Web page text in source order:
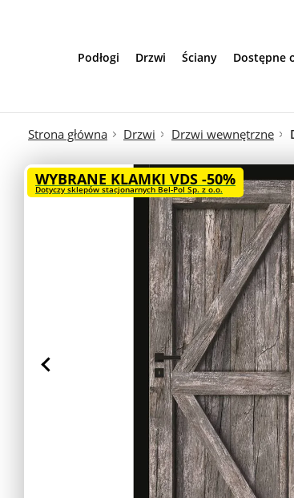
Podłogi Drzwi Ściany Dostępne
Strona główna Drzwi Drzwi wewnętrzne
WYBRANE KLAMKI VDS -50%
Dotyczy sklepów stacjonarnych Bel-Pol Sp. z o.o.